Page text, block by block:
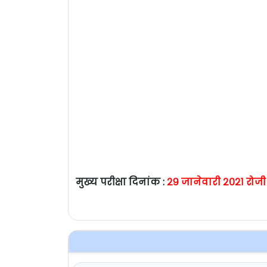
मुख्य परीक्षा दिनांक : २९ जानेवारी २०२१ रोजी